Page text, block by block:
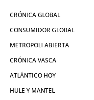
CRÓNICA GLOBAL
CONSUMIDOR GLOBAL
METROPOLI ABIERTA
CRÓNICA VASCA
ATLÁNTICO HOY
HULE Y MANTEL